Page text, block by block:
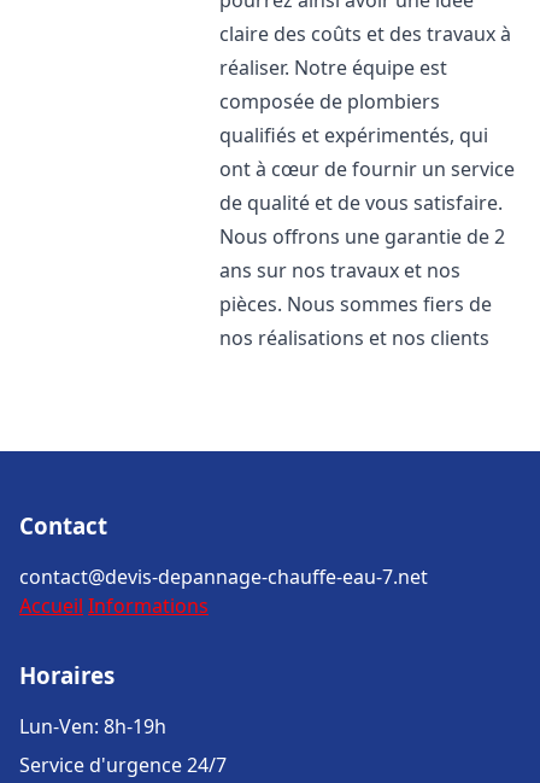
claire des coûts et des travaux à
réaliser. Notre équipe est
composée de plombiers
qualifiés et expérimentés, qui
ont à cœur de fournir un service
de qualité et de vous satisfaire.
Nous offrons une garantie de 2
ans sur nos travaux et nos
pièces. Nous sommes fiers de
nos réalisations et nos clients
Contact
contact@devis-depannage-chauffe-eau-7.net
Accueil Informations
Horaires
Lun-Ven: 8h-19h
Service d'urgence 24/7